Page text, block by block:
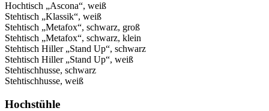
Hochtisch „Ascona“, weiß
Stehtisch „Klassik“, weiß
Stehtisch „Metafox“, schwarz, groß
Stehtisch „Metafox“, schwarz, klein
Stehtisch Hiller „Stand Up“, schwarz
Stehtisch Hiller „Stand Up“, weiß
Stehtischhusse, schwarz
Stehtischhusse, weiß
Hochstühle